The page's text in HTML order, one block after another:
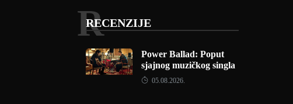
RECENZIJE
R
Power Ballad: Poput
sjajnog muzičkog singla
05.08.2026.